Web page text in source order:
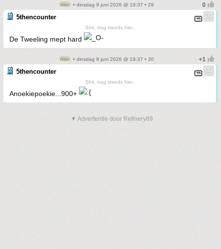
• dinsdag 9 juni 2026 @ 19:37 • 29
5thencounter
Shit, nog steeds hier..
De Tweeling mept hard
• dinsdag 9 juni 2026 @ 19:37 • 30
5thencounter
Shit, nog steeds hier..
Anoekiepoekie...900+
▼ Advertentie door Refinery89